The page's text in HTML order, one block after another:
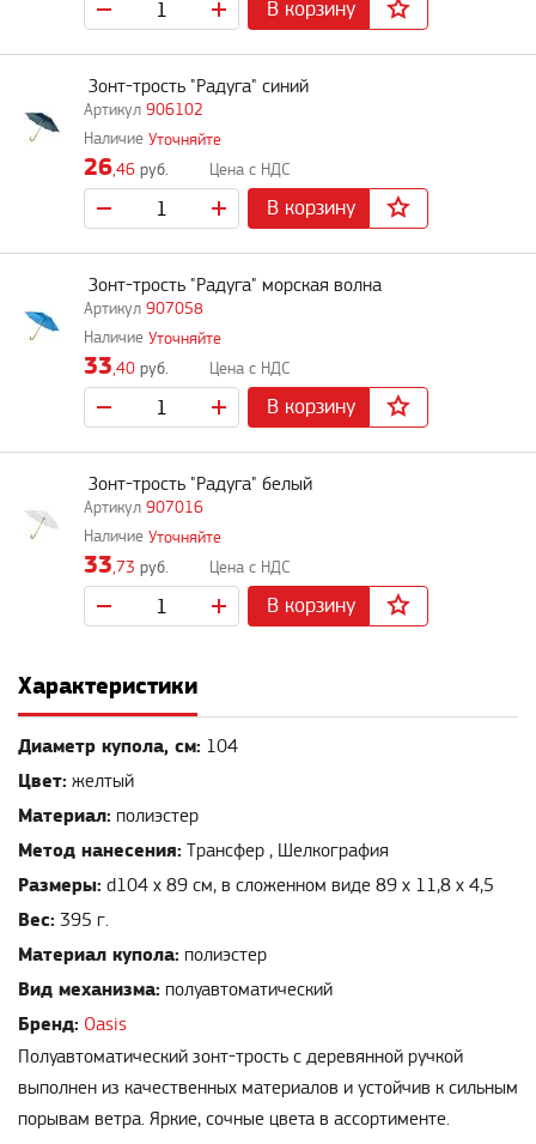
В корзину
906102
Зонт-трость "Радуга" синий
Уточняйте
26,46 руб.
В корзину
907058
Зонт-трость "Радуга" морская волна
Уточняйте
33,40 руб.
В корзину
907016
Зонт-трость "Радуга" белый
Уточняйте
33,73 руб.
В корзину
Характеристики
Диаметр купола, см: 104
Цвет: желтый
Материал: полиэстер
Метод нанесения: Трансфер , Шелкография
Размеры: d104 х 89 см, в сложенном виде 89 х 11,8 х 4,5
Вес: 395 г.
Материал купола: полиэстер
Вид механизма: полуавтоматический
Бренд: Oasis
Полуавтоматический зонт-трость с деревянной ручкой
выполнен из качественных материалов и устойчив к сильным
порывам ветра. Яркие, сочные цвета в ассортименте.